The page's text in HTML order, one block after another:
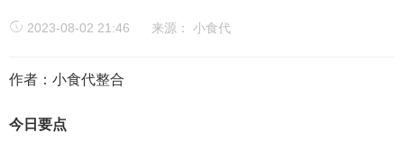
2023-08-02 21:46 来源： 小食代
作者：小食代整合
今日要点